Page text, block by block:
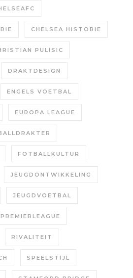
CHELSEA HISTORIE
PULISIC
DRAKTDESIGN
ENGELS VOETBAL
EUROPA LEAGUE
FOTBALLKULTUR
JEUGDONTWIKKELING
JEUGDVOETBAL
PREMIERLEAGUE
RIVALITEIT
SPEELSTIJL